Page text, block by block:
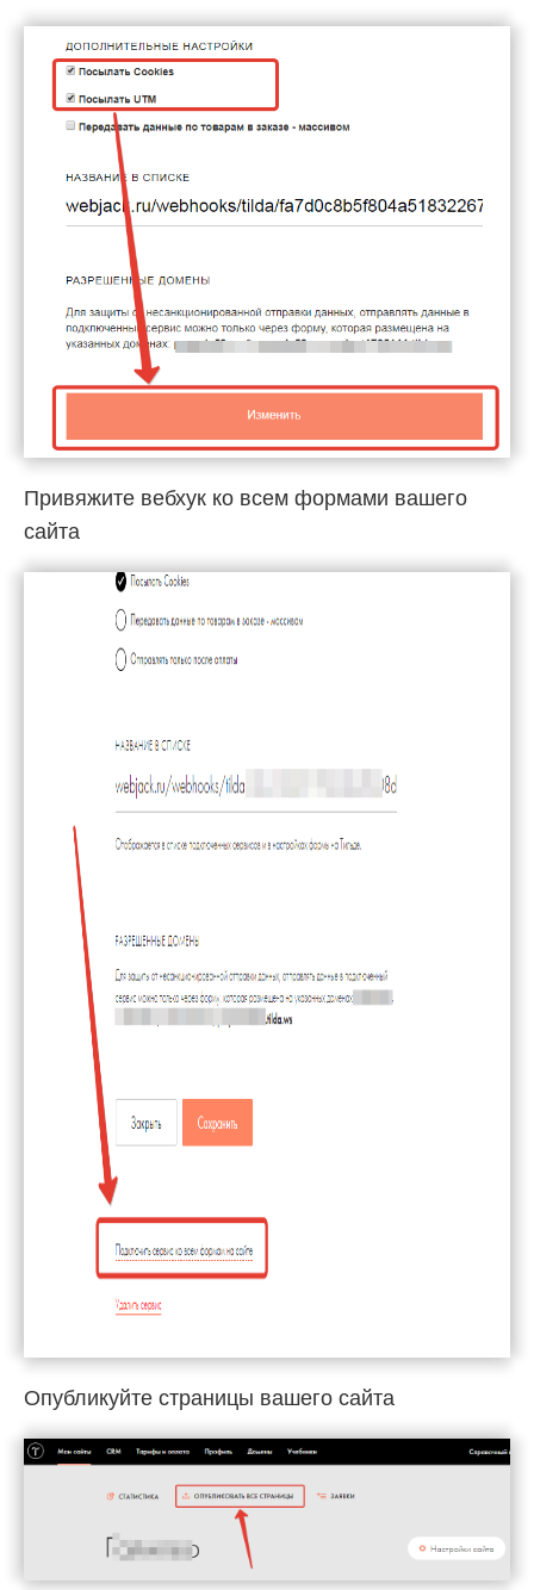
Привяжите вебхук ко всем формами вашего
сайта
Опубликуйте страницы вашего сайта